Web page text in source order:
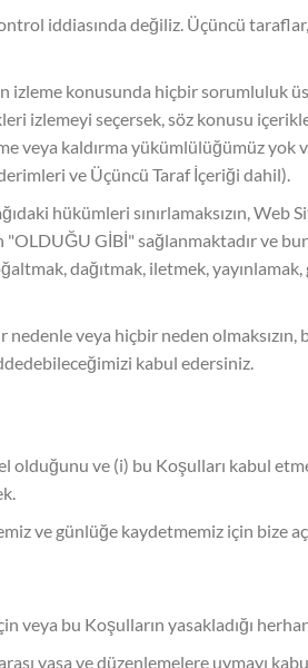
iddiasında değiliz. Üçüncü
izleme konusunda hiçbir
izlemeyi seçersek, söz konusu
veya kaldırma yükümlülüğümüz
ve Üçüncü Taraf İçeriği dahil).
hükümleri sınırlamaksızın,
"OLDUĞU GİBİ" sağlanmaktadır ve
dağıtmak, iletmek,
veya hiçbir neden
kabul edersiniz.
olduğunu ve (i) bu Koşulları kabul
ve günlüğe kaydetmemiz için bize
veya bu Koşulların yasakladığı
yasa ve düzenlemelere uymayı